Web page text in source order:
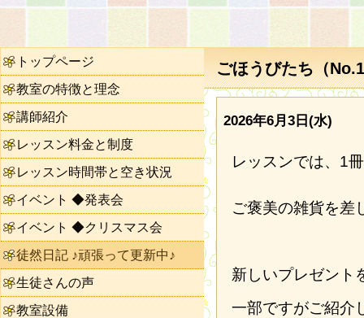
ごほうびたち（
2026年6月3日(水)
レッスンでは、1
ご褒美の雑貨を差
新しいプレゼント
一部ですがご紹介
トップページ
教室の特徴と理念
講師紹介
レッスン料金と制度
レッスン時間帯と空き状況
イベント ◆発表会
イベント ◆クリスマス会
徒然日記 ♪頑張って更新中♪
生徒さんの声
教室設備